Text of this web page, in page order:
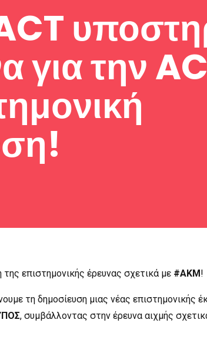
για την
επιστημονικής έρευνας σχετικά με #ΑΚΜ!
τη δημοσίευση μιας νέας επιστημονικής
, συμβάλλοντας στην έρευνα αιχμής